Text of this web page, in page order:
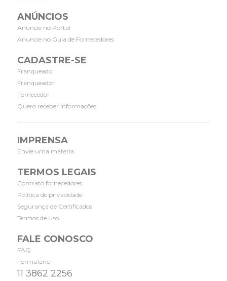
ANÚNCIOS
Anuncie no Portal
Anuncie no Guia de Fornecedores
CADASTRE-SE
Franqueado
Franqueador
Fornecedor
Quero receber informações
IMPRENSA
Envie uma matéria
TERMOS LEGAIS
Contrato fornecedores
Política de privacidade
Segurança de Certificados
Termos de Uso
FALE CONOSCO
FAQ
Formulário
11 3862 2256